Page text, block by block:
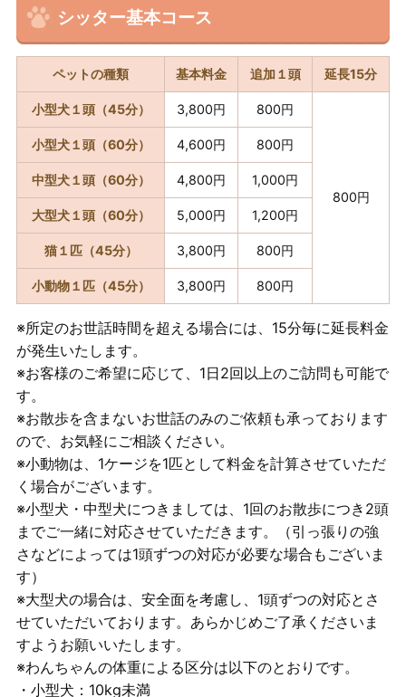
シッター基本コース
ペットの種類 基本料金 追加１頭 延長15分
小型犬１頭（45分） 3,800円 800円
800円
小型犬１頭（60分） 4,600円 800円
中型犬１頭（60分） 4,800円 1,000円
大型犬１頭（60分） 5,000円 1,200円
猫１匹（45分） 3,800円 800円
小動物１匹（45分） 3,800円 800円
※所定のお世話時間を超える場合には、15分毎に延長料金
が発生いたします。
※お客様のご希望に応じて、1日2回以上のご訪問も可能で
す。
※お散歩を含まないお世話のみのご依頼も承っております
ので、お気軽にご相談ください。
※小動物は、1ケージを1匹として料金を計算させていただ
く場合がございます。
※小型犬・中型犬につきましては、1回のお散歩につき2頭
までご一緒に対応させていただきます。（引っ張りの強
さなどによっては1頭ずつの対応が必要な場合もございま
す）
※大型犬の場合は、安全面を考慮し、1頭ずつの対応とさ
せていただいております。あらかじめご了承くださいま
すようお願いいたします。
※わんちゃんの体重による区分は以下のとおりです。
・小型犬：10kg未満